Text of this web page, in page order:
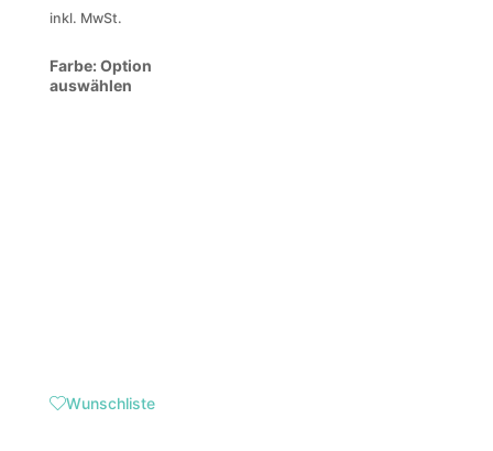
inkl. MwSt.
Farbe:Option
auswählen
Wunschliste